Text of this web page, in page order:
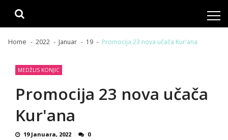
Home 2022 Januar 19 Promocija 23 nova učača Kur'ana
MEDŽLIS KONJIC
Promocija 23 nova učača
Kur'ana
19 Januara, 2022 0